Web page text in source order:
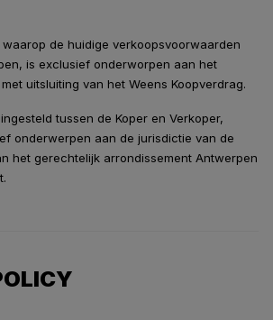
waarop de huidige verkoopsvoorwaarden
is exclusief onderworpen aan het
uitsluiting van het Weens Koopverdrag.
tussen de Koper en Verkoper,
onderwerpen aan de jurisdictie van de
het gerechtelijk arrondissement Antwerpen